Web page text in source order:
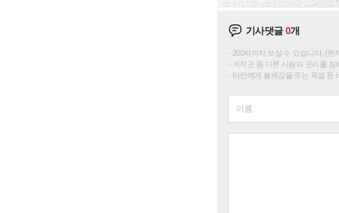
기사댓글0개
200자까지 쓰실 수 있습니다. (현
저작권 등 다른 사람의 권리를
타인에게 불쾌감을 주는 욕설 등